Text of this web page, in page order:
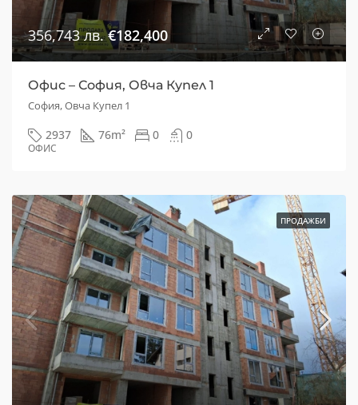
356,743 лв.€182,400
Офис – София, Овча Купел 1
София, Овча Купел 1
2937 76m² 0 0
ОФИС
ПРОДАЖБИ